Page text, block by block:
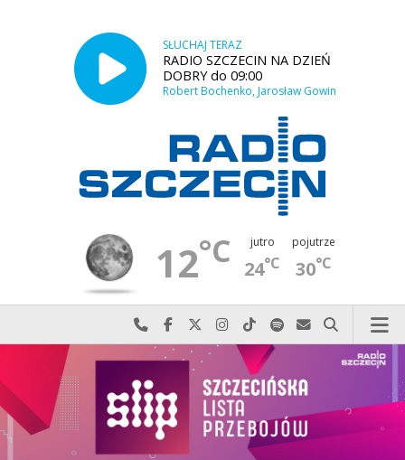
SŁUCHAJ TERAZ
RADIO SZCZECIN NA DZIEŃ
DOBRY do 09:00
Robert Bochenko, Jarosław Gowin
12°C jutro
24°C
pojutrze
30°C
Najlepiej po prostu do nas zadzwoń
Odwiedź nas na Facebook-u
Odwiedź nas na X
Odwiedź nas na Instagram-ie
Odwiedź nas na TikTok-u
Szukaj nas na Spotify
Wyślij do nas
Szukaj